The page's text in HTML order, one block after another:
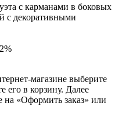
с карманами в боковых
с декоративными
магазине выберите
его в корзину. Далее
«Оформить заказ» или